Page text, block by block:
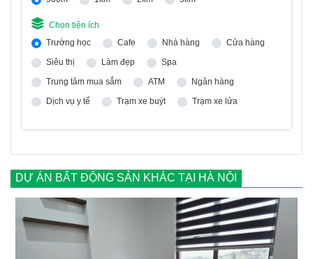
Chọn tiện ích
Trường học
Cafe Nhà hàng
Cửa hàng
Siêu thị
Làm đẹp
Spa
Trung tâm mua sắm
ATM
Ngân hàng
Dịch vụ y tế
Trạm xe buýt Trạm xe lửa
DỰ ÁN BẤT ĐỘNG SẢN KHÁC TẠI HÀ NỘI